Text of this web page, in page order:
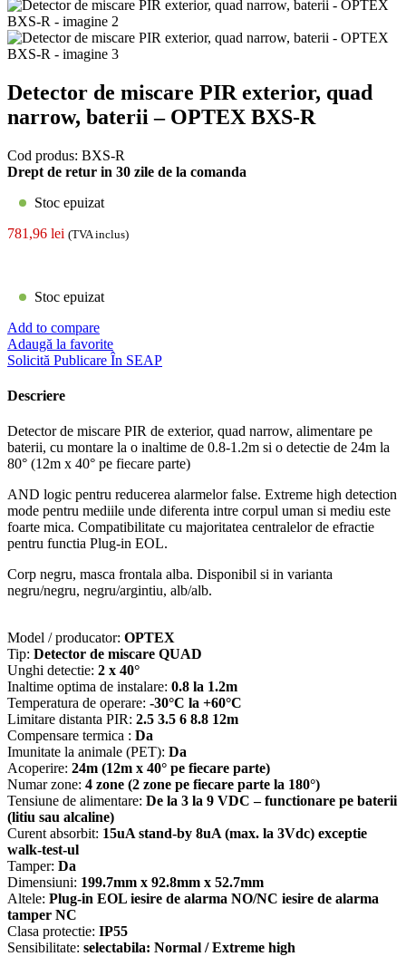
Detector de miscare PIR exterior, quad
narrow, baterii – OPTEX BXS-R
Cod produs: BXS-R
Drept de retur in 30 zile de la comanda
Stoc epuizat
781,96 lei (TVA inclus)
Stoc epuizat
Add to compare
Adaugă la favorite
Solicită Publicare În SEAP
Descriere
Detector de miscare PIR de exterior, quad narrow, alimentare pe
baterii, cu montare la o inaltime de 0.8-1.2m si o detectie de 24m la
80° (12m x 40° pe fiecare parte)
AND logic pentru reducerea alarmelor false. Extreme high detection
mode pentru mediile unde diferenta intre corpul uman si mediu este
foarte mica. Compatibilitate cu majoritatea centralelor de efractie
pentru functia Plug-in EOL.
Corp negru, masca frontala alba. Disponibil si in varianta
negru/negru, negru/argintiu, alb/alb.
Model / producator: OPTEX
Tip: Detector de miscare QUAD
Unghi detectie: 2 x 40°
Inaltime optima de instalare: 0.8 la 1.2m
Temperatura de operare: -30°C la +60°C
Limitare distanta PIR: 2.5 3.5 6 8.8 12m
Compensare termica : Da
Imunitate la animale (PET): Da
Acoperire: 24m (12m x 40° pe fiecare parte)
Numar zone: 4 zone (2 zone pe fiecare parte la 180°)
Tensiune de alimentare: De la 3 la 9 VDC – functionare pe baterii
(litiu sau alcaline)
Curent absorbit: 15uA stand-by 8uA (max. la 3Vdc) exceptie
walk-test-ul
Tamper: Da
Dimensiuni: 199.7mm x 92.8mm x 52.7mm
Altele: Plug-in EOL iesire de alarma NO/NC iesire de alarma
tamper NC
Clasa protectie: IP55
Sensibilitate: selectabila: Normal / Extreme high